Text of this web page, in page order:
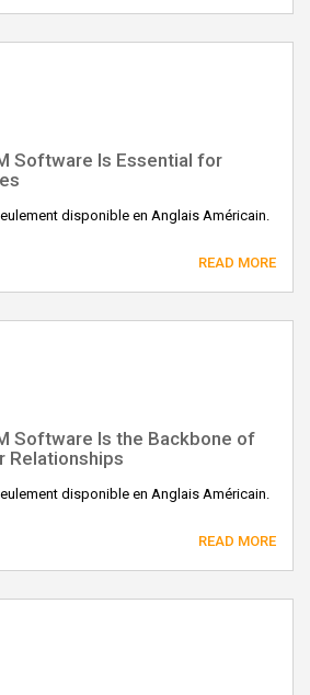
Software Is Essential for
disponible en Anglais Américain.
READ MORE
Software Is the Backbone of
Relationships
disponible en Anglais Américain.
READ MORE